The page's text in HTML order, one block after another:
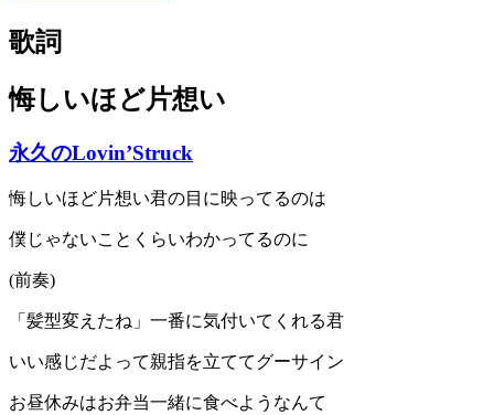
歌詞
悔しいほど片想い
永久のLovin’Struck
悔しいほど片想い君の目に映ってるのは
僕じゃないことくらいわかってるのに
(前奏)
「髪型変えたね」一番に気付いてくれる君
いい感じだよって親指を立ててグーサイン
お昼休みはお弁当一緒に食べようなんて